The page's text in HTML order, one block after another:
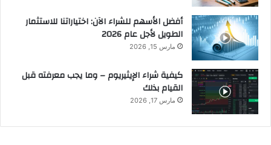
أفضل الأسهم للشراء الآن: اختياراتنا للاستثمار
الطويل لأجل عام 2026
مارس 15, 2026
كيفية شراء الإيثيريوم – وما يجب معرفته قبل
القيام بذلك
مارس 17, 2026